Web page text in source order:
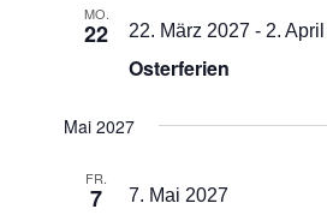
MO.
22
Osterferien
22. März 2027 - 2.
Mai 2027
FR.
7 7. Mai 2027